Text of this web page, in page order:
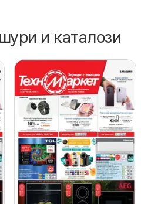
и каталози